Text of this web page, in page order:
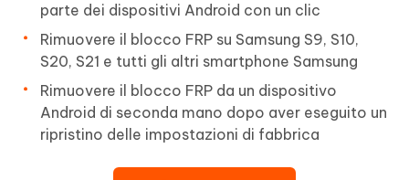
parte dei dispositivi Android con un clic
Rimuovere il blocco FRP su Samsung S9, S10,
S20, S21 e tutti gli altri smartphone Samsung
Rimuovere il blocco FRP da un dispositivo
Android di seconda mano dopo aver eseguito un
ripristino delle impostazioni di fabbrica